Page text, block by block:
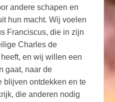
andere schapen en
hun macht. Wij voelen
Franciscus, die in zijn
Charles de
en wij willen een
gaat, naar de
blijven ontdekken en te
die anderen nodig